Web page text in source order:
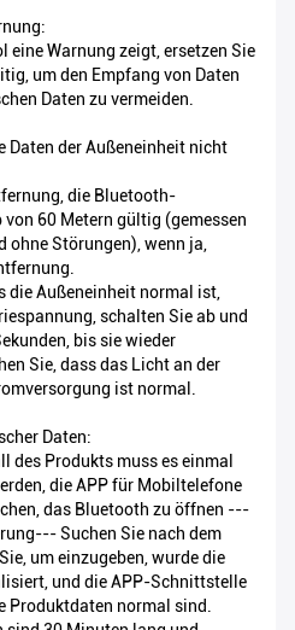
eine Warnung zeigt, ersetzen Sie
um den Empfang von Daten
Daten zu vermeiden.
Daten der Außeneinheit nicht
die Bluetooth-
60 Metern gültig (gemessen
ohne Störungen), wenn ja,
die Außeneinheit normal ist,
schalten Sie ab und
bis sie wieder
Sie, dass das Licht an der
ist normal.
Daten:
des Produkts muss es einmal
die APP für Mobiltelefone
das Bluetooth zu öffnen ---
Suchen Sie nach dem
um einzugeben, wurde die
und die APP-Schnittstelle
Produktdaten normal sind.